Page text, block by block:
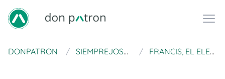
DONPATRON SIEMPREJOSEFINA FRANCIS, EL ELEFANTE